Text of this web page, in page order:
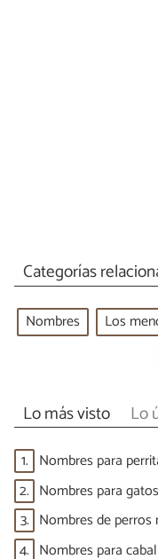
Categorías
Nombres Los
Lo más visto Lo
1. Nombres para
2. Nombres para
3. Nombres de perros
4. Nombres para